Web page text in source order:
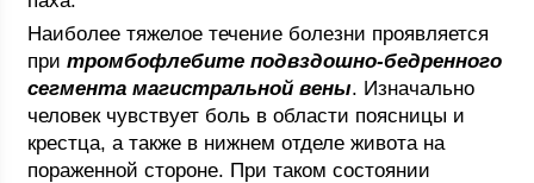
Наиболее тяжелое течение болезни проявляется
притромбофлебите подвздошно-бедренного
сегмента магистральной вены. Изначально
человек чувствует боль в области поясницы и
крестца, а также в нижнем отделе живота на
пораженной стороне. При таком состоянии